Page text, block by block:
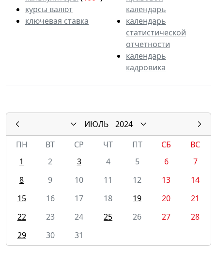
курсы валют
ключевая ставка
календарь
календарь
статистической
отчетности
календарь
кадровика
ИЮЛЬ
2024
ПН
ВТ СР ЧТ ПТ СБ
ВС
1
2 3 4 5 6
7
8
9 10 11 12 13
14
15
16 17 18 19 20
21
22
23 24 25 26 27
28
29
30 31